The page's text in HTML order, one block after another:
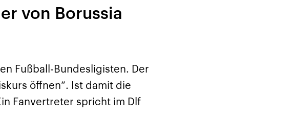
von Borussia
Fußball-Bundesligisten. Der
öffnen“. Ist damit die
Fanvertreter spricht im Dlf